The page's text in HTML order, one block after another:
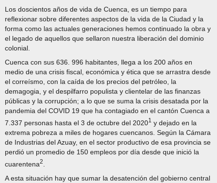
Los doscientos años de vida de Cuenca, es un tiempo para
reflexionar sobre diferentes aspectos de la vida de la Ciudad y la
forma como las actuales generaciones hemos continuado la obra y
el legado de aquellos que sellaron nuestra liberación del dominio
colonial.
Cuenca con sus 636. 996 habitantes, llega a los 200 años en
medio de una crisis fiscal, económica y ética que se arrastra desde
el correísmo, con la caída de los precios del petróleo, la
demagogia, y el despilfarro populista y clientelar de las finanzas
públicas y la corrupción; a lo que se suma la crisis desatada por la
pandemia del COVID 19 que ha contagiado en el cantón Cuenca a
7.337 personas hasta el 3 de octubre del 20201
y dejado en la
extrema pobreza a miles de hogares cuencanos. Según la Cámara
de Industrias del Azuay, en el sector productivo de esa provincia se
perdió un promedio de 150 empleos por día desde que inició la
cuarentena2
A esta situación hay que sumar la desatención del gobierno central